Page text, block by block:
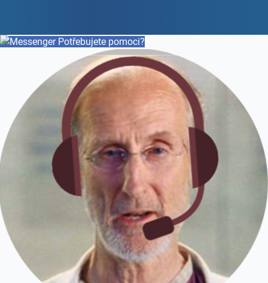
Potřebujete pomoci?